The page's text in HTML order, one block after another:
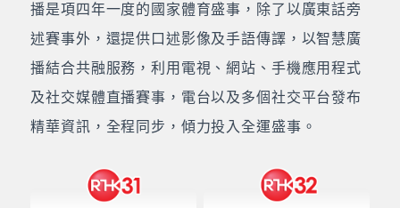
播是項四年一度的國家體育盛事，除了以廣東話旁
述賽事外，還提供口述影像及手語傳譯，以智慧廣
播結合共融服務，利用電視、網站、手機應用程式
及社交媒體直播賽事，電台以及多個社交平台發布
精華資訊，全程同步，傾力投入全運盛事。